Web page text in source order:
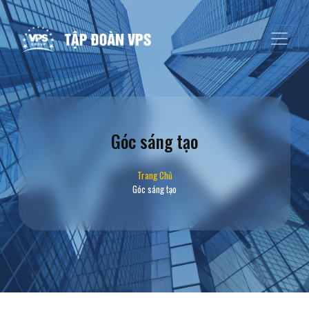
Góc sáng tạo
Trang Chủ
Góc sáng tạo